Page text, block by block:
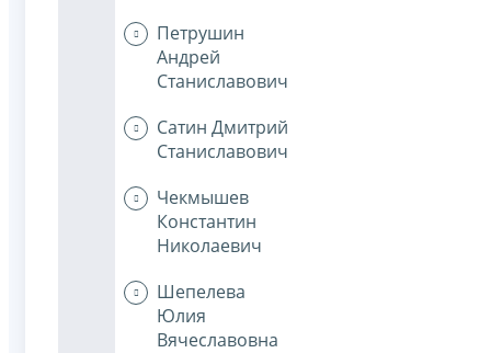
Петрушин
Андрей
Станиславович
Сатин Дмитрий
Станиславович
Чекмышев
Константин
Николаевич
Шепелева
Юлия
Вячеславовна